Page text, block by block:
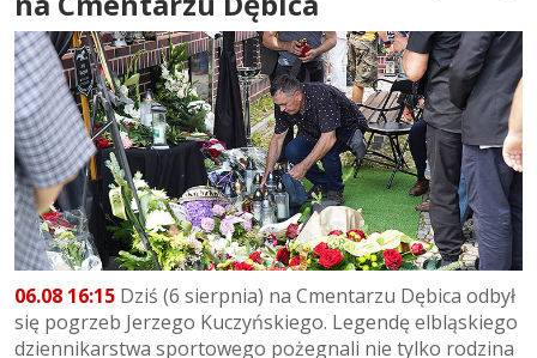
06.08 16:15 Dziś (6 sierpnia) na Cmentarzu Dębica odbył
się pogrzeb Jerzego Kuczyńskiego. Legendę elbląskiego
dziennikarstwa sportowego pożegnali nie tylko rodzina